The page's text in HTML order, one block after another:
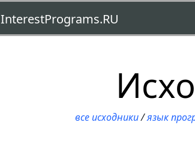
InterestPrograms.RU
все исходники/язык